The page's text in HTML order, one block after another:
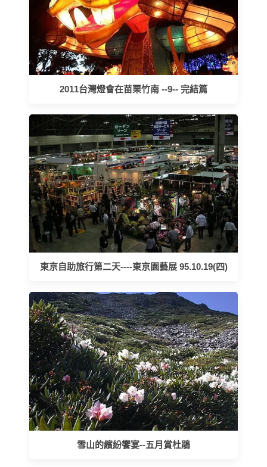
2011台灣燈會在苗栗竹南 --9-- 完結篇
東京自助旅行第二天----東京園藝展 95.10.19(四)
雪山的繽紛饗宴--五月賞杜鵑